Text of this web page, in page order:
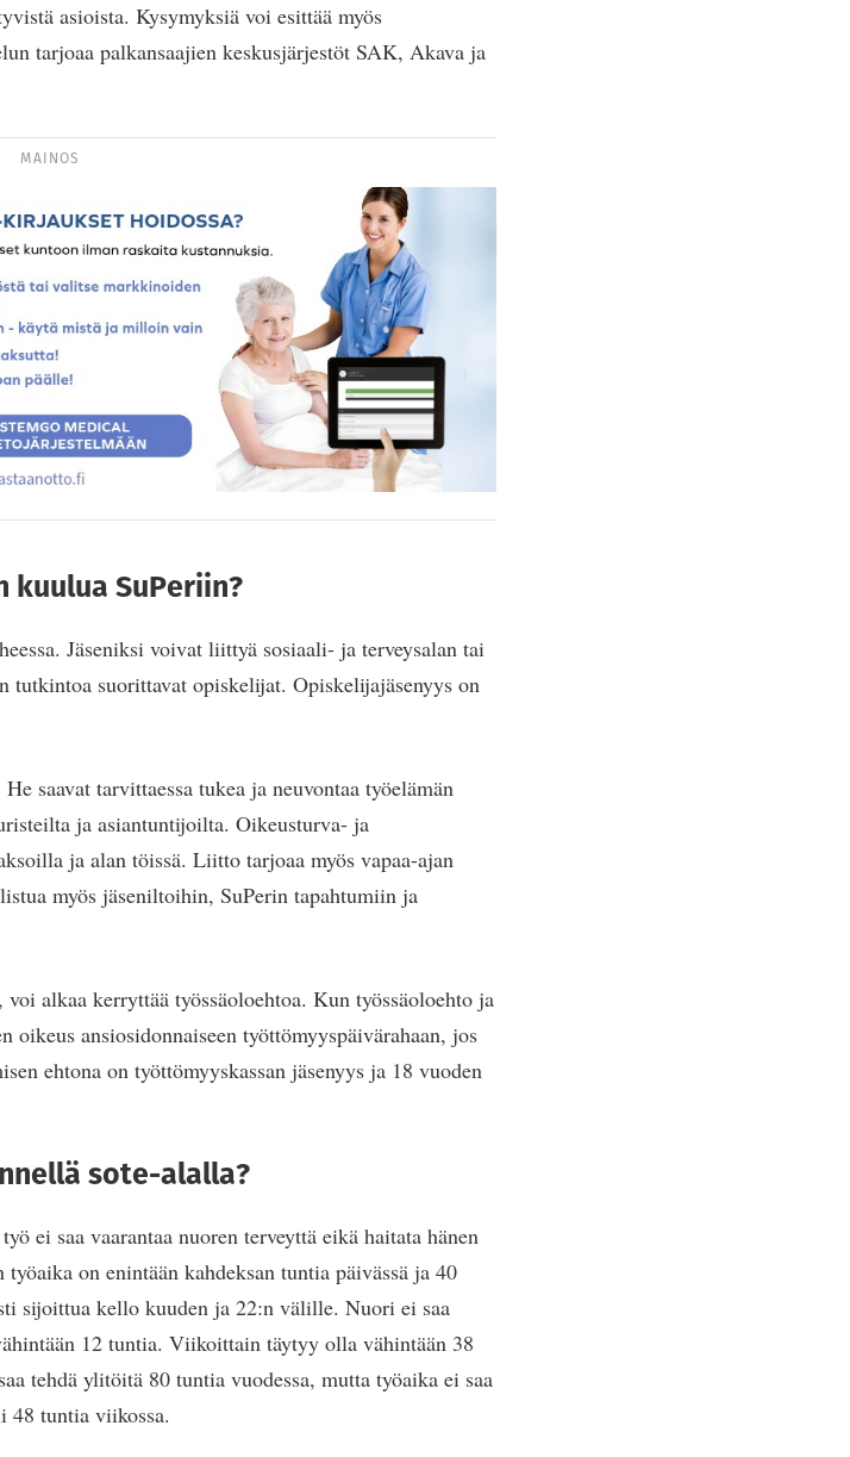
asioista. Kysymyksiä voi esittää myös
tarjoaa palkansaajien keskusjärjestöt SAK, Akava ja
MAINOS
SuPeriin?
Jäseniksi voivat liittyä sosiaali- ja terveysalan tai
tutkintoa suorittavat opiskelijat. Opiskelijajäsenyys on
saavat tarvittaessa tukea ja neuvontaa työelämän
ja asiantuntijoilta. Oikeusturva- ja
ja alan töissä. Liitto tarjoaa myös vapaa-ajan
myös jäseniltoihin, SuPerin tapahtumiin ja
alkaa kerryttää työssäoloehtoa. Kun työssäoloehto ja
ansiosidonnaiseen työttömyyspäivärahaan, jos
ehtona on työttömyyskassan jäsenyys ja 18 vuoden
sote-alalla?
ei saa vaarantaa nuoren terveyttä eikä haitata hänen
on enintään kahdeksan tuntia päivässä ja 40
sijoittua kello kuuden ja 22:n välille. Nuori ei saa
12 tuntia. Viikoittain täytyy olla vähintään 38
tehdä ylitöitä 80 tuntia vuodessa, mutta työaika ei saa
48 tuntia viikossa.